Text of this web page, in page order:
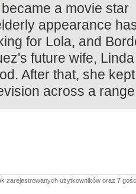
became a movie star
appearance
for Lola, and
future wife,
After that, she
across a
zarejestrowanych użytkowników oraz 7